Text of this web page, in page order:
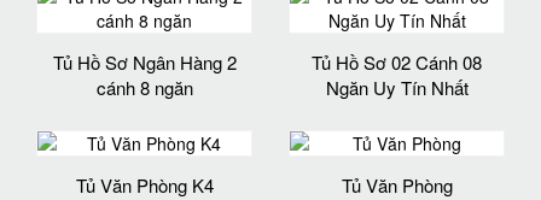
Tủ Hồ Sơ Ngân Hàng 2
cánh 8 ngăn
Tủ Hồ Sơ 02 Cánh 08
Ngăn Uy Tín Nhất
Tủ Văn Phòng K4 Tủ Văn Phòng